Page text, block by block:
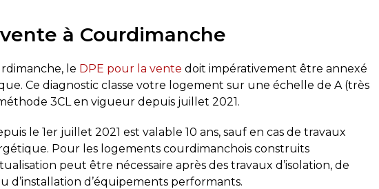
à Courdimanche
le DPE pour la vente doit impérativement être annexé
Ce diagnostic classe votre logement sur une échelle de A (très
3CL en vigueur depuis juillet 2021.
le 1er juillet 2021 est valable 10 ans, sauf en cas de travaux
Pour les logements courdimanchois construits
peut être nécessaire après des travaux d’isolation, de
d’équipements performants.